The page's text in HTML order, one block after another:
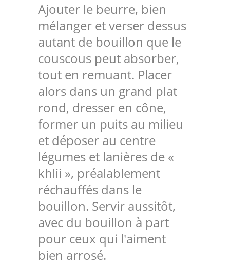
Ajouter le beurre, bien
mélanger et verser dessus
autant de bouillon que le
couscous peut absorber,
tout en remuant. Placer
alors dans un grand plat
rond, dresser en cône,
former un puits au milieu
et déposer au centre
légumes et lanières de «
khlii », préalablement
réchauffés dans le
bouillon. Servir aussitôt,
avec du bouillon à part
pour ceux qui l'aiment
bien arrosé.